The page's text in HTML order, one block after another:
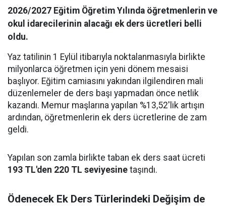
2026/2027 Eğitim Öğretim Yılında öğretmenlerin ve
okul idarecilerinin alacağı ek ders ücretleri belli
oldu.
Yaz tatilinin 1 Eylül itibarıyla noktalanmasıyla birlikte
milyonlarca öğretmen için yeni dönem mesaisi
başlıyor. Eğitim camiasını yakından ilgilendiren mali
düzenlemeler de ders başı yapmadan önce netlik
kazandı. Memur maşlarına yapılan %13,52'lik artışın
ardından, öğretmenlerin ek ders ücretlerine de zam
geldi.
Yapılan son zamla birlikte taban ek ders saat ücreti
193 TL'den 220 TL seviyesine taşındı.
Ödenecek Ek Ders Türlerindeki Değişim de